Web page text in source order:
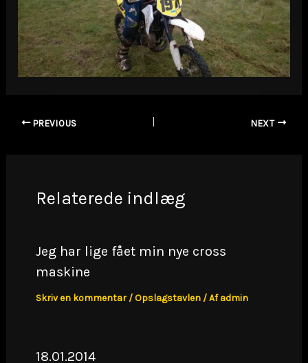
PREVIOUS NEXT
Relaterede indlæg
Jeg har lige fået min nye cross
maskine
Skriv en kommentar /Opslagstavlen/ Afadmin
18.01.2014